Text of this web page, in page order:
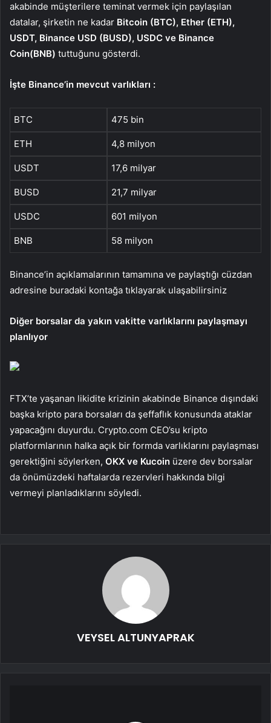
akabinde müşterilere teminat vermek için paylaşılan
datalar, şirketin ne kadar Bitcoin (BTC), Ether (ETH),
USDT, Binance USD (BUSD), USDC ve Binance
Coin(BNB) tuttuğunu gösterdi.
İşte Binance’in mevcut varlıkları :
BTC 475 bin
ETH 4,8 milyon
USDT 17,6 milyar
BUSD 21,7 milyar
USDC 601 milyon
BNB 58 milyon
Binance’in açıklamalarının tamamına ve paylaştığı cüzdan
adresine buradaki kontağa tıklayarak ulaşabilirsiniz
Diğer borsalar da yakın vakitte varlıklarını paylaşmayı
planlıyor
FTX’te yaşanan likidite krizinin akabinde Binance dışındaki
başka kripto para borsaları da şeffaflık konusunda ataklar
yapacağını duyurdu. Crypto.com CEO’su kripto
platformlarının halka açık bir formda varlıklarını paylaşması
gerektiğini söylerken, OKX ve Kucoin üzere dev borsalar
da önümüzdeki haftalarda rezervleri hakkında bilgi
vermeyi planladıklarını söyledi.
VEYSEL ALTUNYAPRAK